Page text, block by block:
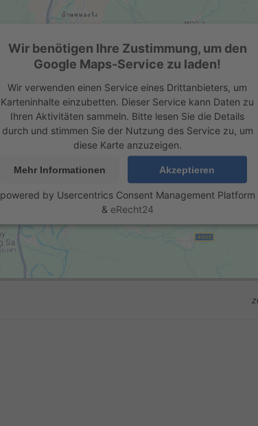
Wir benötigen Ihre Zustimmung, um den
Google Maps-Service zu laden!
Wir verwenden einen Service eines Drittanbieters, um
Karteninhalte einzubetten. Dieser Service kann Daten zu
Ihren Aktivitäten sammeln. Bitte lesen Sie die Details
durch und stimmen Sie der Nutzung des Service zu, um
diese Karte anzuzeigen.
Mehr Informationen Akzeptieren
powered by Usercentrics Consent Management Platform
& eRecht24